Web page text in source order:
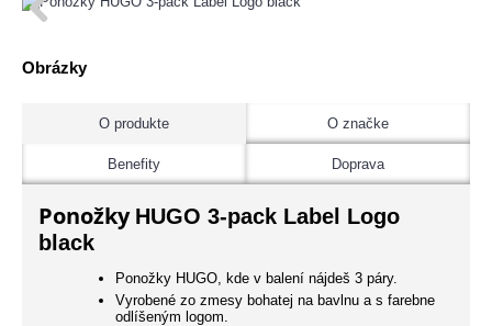
Obrázky
O produkte O značke
Benefity Doprava
Ponožky HUGO 3-pack Label Logo
black
Ponožky HUGO, kde v balení nájdeš 3 páry.
Vyrobené zo zmesy bohatej na bavlnu a s farebne
odlíšeným logom.